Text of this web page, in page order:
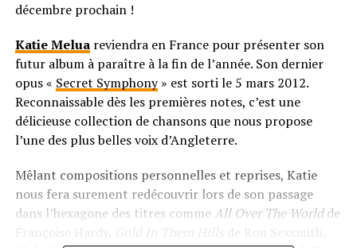
décembre prochain !
Katie Meluareviendra en France pour présenter son
futur album à paraître à la fin de l’année. Son dernier
opus « Secret Symphony» est sorti le 5 mars 2012.
Reconnaissable dès les premières notes, c’est une
délicieuse collection de chansons que nous propose
l’une des plus belles voix d’Angleterre.
Mêlant compositions personnelles et reprises, Katie
nous fera surement redécouvrir lors de son passage
dans l’hexagone des titres comme All Over The Worldde